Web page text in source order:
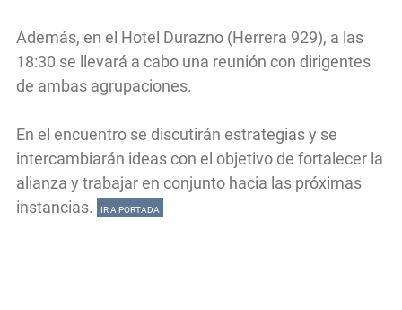
Además, en el Hotel Durazno (Herrera 929), a las
18:30 se llevará a cabo una reunión con dirigentes
de ambas agrupaciones.
En el encuentro se discutirán estrategias y se
intercambiarán ideas con el objetivo de fortalecer la
alianza y trabajar en conjunto hacia las próximas
instancias.
IR A PORTADA